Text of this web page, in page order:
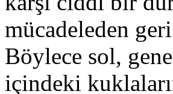
mücadeleden
Böylece sol,
içindeki